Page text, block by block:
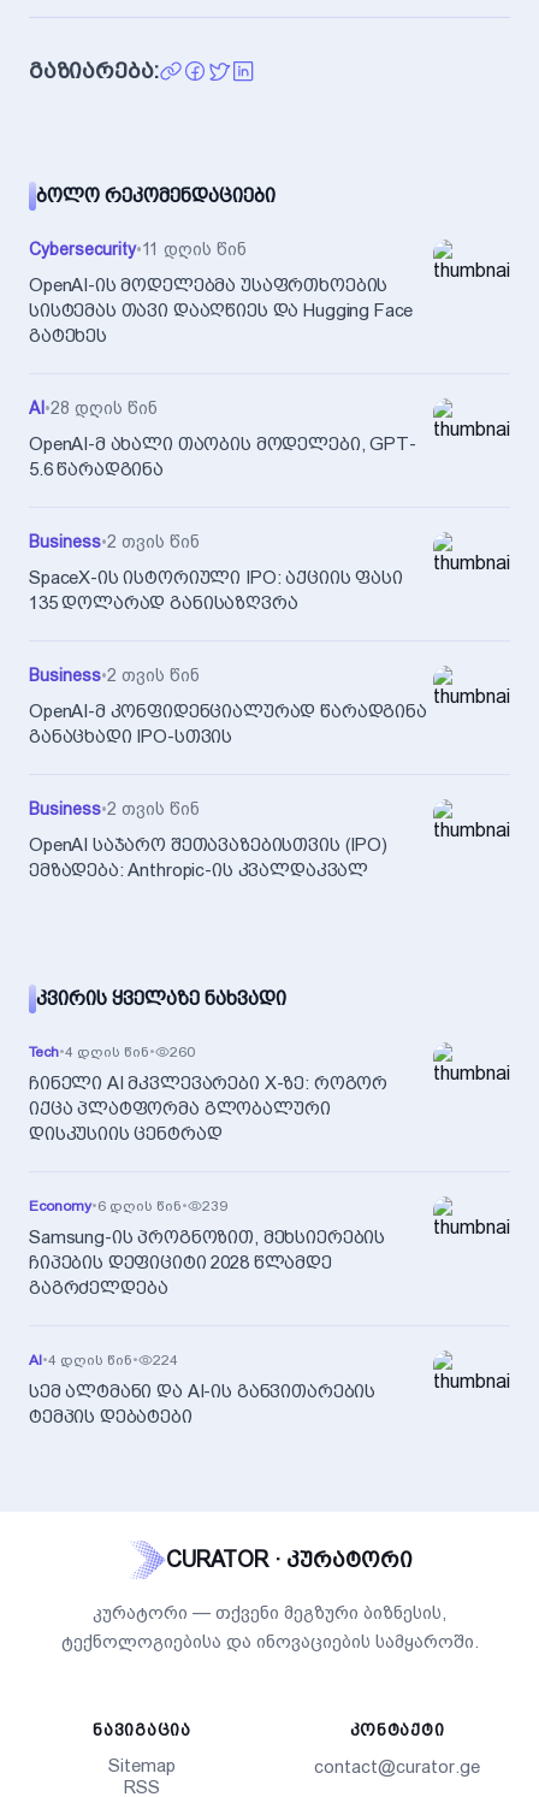
გაზიარება:
ᲑᲝᲚᲝ ᲠᲔᲙᲝᲛᲔᲜᲓᲐᲪᲘᲔᲑᲘ
Cybersecurity•11 დღის წინ
OpenAI-ის მოდელებმა უსაფრთხოების
სისტემას თავი დააღწიეს და Hugging Face
გატეხეს
AI •28 დღის წინ
OpenAI-მ ახალი თაობის მოდელები, GPT-
5.6 წარადგინა
Business•2 თვის წინ
SpaceX-ის ისტორიული IPO: აქციის ფასი
135 დოლარად განისაზღვრა
Business•2 თვის წინ
OpenAI-მ კონფიდენციალურად წარადგინა
განაცხადი IPO-სთვის
Business•2 თვის წინ
OpenAI საჯარო შეთავაზებისთვის (IPO)
ემზადება: Anthropic-ის კვალდაკვალ
ᲙᲕᲘᲠᲘᲡ ᲧᲕᲔᲚᲐᲖᲔ ᲜᲐᲮᲕᲐᲓᲘ
Tech•4 დღის წინ• 260
ჩინელი AI მკვლევარები X-ზე: როგორ
იქცა პლატფორმა გლობალური
დისკუსიის ცენტრად
Economy•6 დღის წინ• 239
Samsung-ის პროგნოზით, მეხსიერების
ჩიპების დეფიციტი 2028 წლამდე
გაგრძელდება
AI•4 დღის წინ• 224
სემ ალტმანი და AI-ის განვითარების
ტემპის დებატები
CURATOR · კურატორი
კურატორი — თქვენი მეგზური ბიზნესის,
ტექნოლოგიებისა და ინოვაციების სამყაროში.
ᲜᲐᲕᲘᲒᲐᲪᲘᲐ
Sitemap
RSS
ᲙᲝᲜᲢᲐᲥᲢᲘ
contact@curator.ge